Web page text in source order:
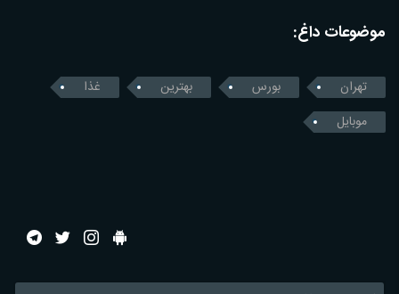
موضوعات داغ:
تهران بورس بهترین
غذا
موبایل